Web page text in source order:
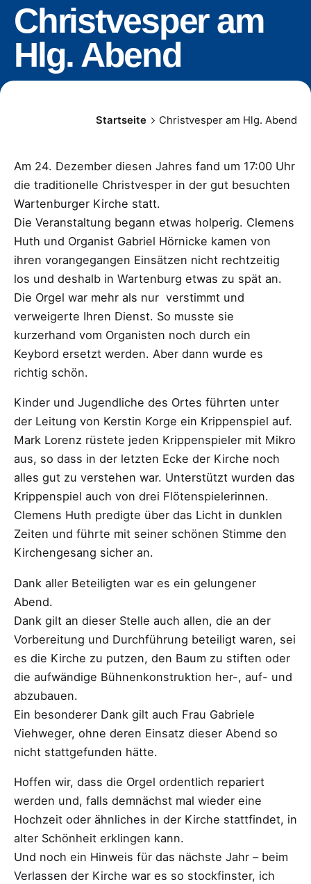
Christvesper am
Hlg. Abend
Startseite Christvesper am Hlg. Abend
Am 24. Dezember diesen Jahres fand um 17:00 Uhr
die traditionelle Christvesper in der gut besuchten
Wartenburger Kirche statt.
Die Veranstaltung begann etwas holperig. Clemens
Huth und Organist Gabriel Hörnicke kamen von
ihren vorangegangen Einsätzen nicht rechtzeitig
los und deshalb in Wartenburg etwas zu spät an.
Die Orgel war mehr als nur verstimmt und
verweigerte Ihren Dienst. So musste sie
kurzerhand vom Organisten noch durch ein
Keybord ersetzt werden. Aber dann wurde es
richtig schön.
Kinder und Jugendliche des Ortes führten unter
der Leitung von Kerstin Korge ein Krippenspiel auf.
Mark Lorenz rüstete jeden Krippenspieler mit Mikro
aus, so dass in der letzten Ecke der Kirche noch
alles gut zu verstehen war. Unterstützt wurden das
Krippenspiel auch von drei Flötenspielerinnen.
Clemens Huth predigte über das Licht in dunklen
Zeiten und führte mit seiner schönen Stimme den
Kirchengesang sicher an.
Dank aller Beteiligten war es ein gelungener
Abend.
Dank gilt an dieser Stelle auch allen, die an der
Vorbereitung und Durchführung beteiligt waren, sei
es die Kirche zu putzen, den Baum zu stiften oder
die aufwändige Bühnenkonstruktion her-, auf- und
abzubauen.
Ein besonderer Dank gilt auch Frau Gabriele
Viehweger, ohne deren Einsatz dieser Abend so
nicht stattgefunden hätte.
Hoffen wir, dass die Orgel ordentlich repariert
werden und, falls demnächst mal wieder eine
Hochzeit oder ähnliches in der Kirche stattfindet, in
alter Schönheit erklingen kann.
Und noch ein Hinweis für das nächste Jahr – beim
Verlassen der Kirche war es so stockfinster, ich